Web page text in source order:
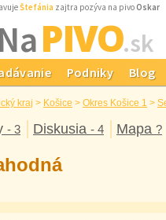
Štefánia zajtra pozýva na pivoOskar
PIVO.sk
Podniky Blog
kraj > Košice > Okres Košice 1 >
- 3 Diskusia - 4 Mapa ?